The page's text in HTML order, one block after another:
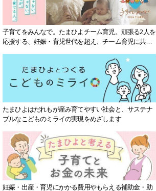
子育てをみんなで。たまひよチーム育児。頑張る2人を
応援する、妊娠・育児世代を超え、チーム育児に共感
たまひよはだれもが産み育てやすい社会と、サステナ
ブルなこどものミライの実現をめざします
妊娠・出産・育児にかかる費用やもらえる補助金・助